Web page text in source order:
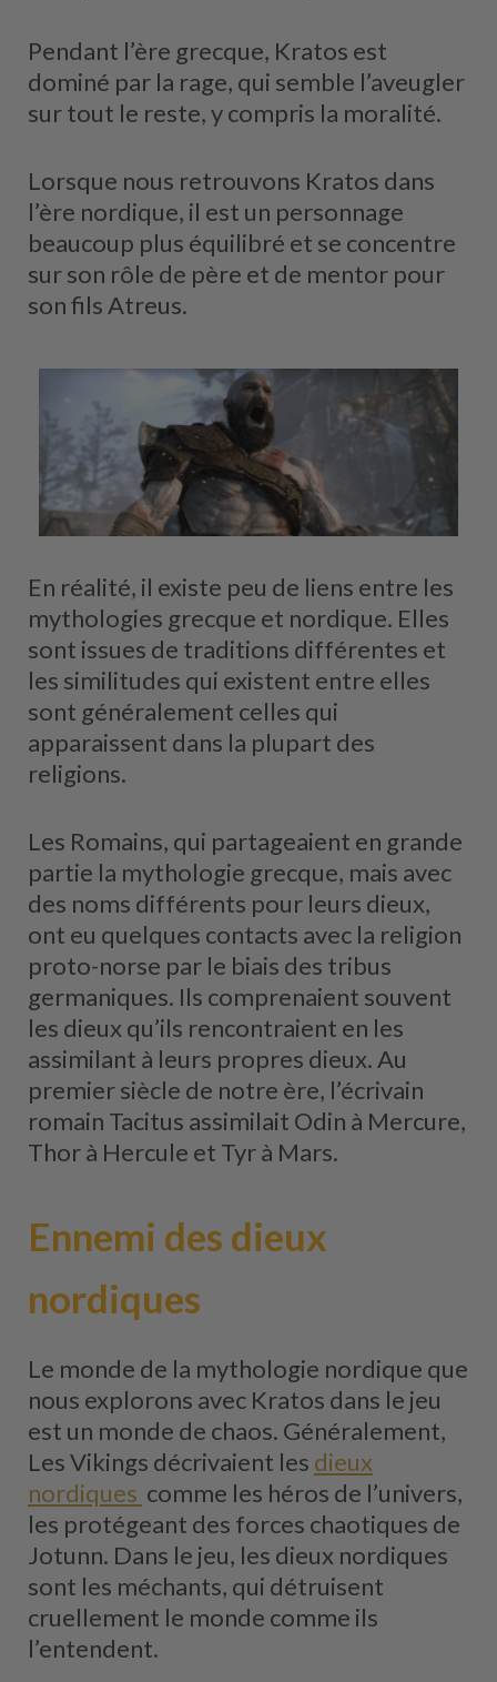
Pendant l’ère grecque, Kratos est
dominé par la rage, qui semble l’aveugler
sur tout le reste, y compris la moralité.
Lorsque nous retrouvons Kratos dans
l’ère nordique, il est un personnage
beaucoup plus équilibré et se concentre
sur son rôle de père et de mentor pour
son fils Atreus.
En réalité, il existe peu de liens entre les
mythologies grecque et nordique. Elles
sont issues de traditions différentes et
les similitudes qui existent entre elles
sont généralement celles qui
apparaissent dans la plupart des
religions.
Les Romains, qui partageaient en grande
partie la mythologie grecque, mais avec
des noms différents pour leurs dieux,
ont eu quelques contacts avec la religion
proto-norse par le biais des tribus
germaniques. Ils comprenaient souvent
les dieux qu’ils rencontraient en les
assimilant à leurs propres dieux. Au
premier siècle de notre ère, l’écrivain
romain Tacitus assimilait Odin à Mercure,
Thor à Hercule et Tyr à Mars.
Ennemi des dieux
nordiques
Le monde de la mythologie nordique que
nous explorons avec Kratos dans le jeu
est un monde de chaos. Généralement,
Les Vikings décrivaient les dieux
nordiques comme les héros de l’univers,
les protégeant des forces chaotiques de
Jotunn. Dans le jeu, les dieux nordiques
sont les méchants, qui détruisent
cruellement le monde comme ils
l’entendent.